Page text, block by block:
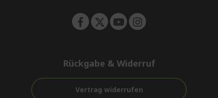
Rückgabe & Widerruf
Vertrag widerrufen